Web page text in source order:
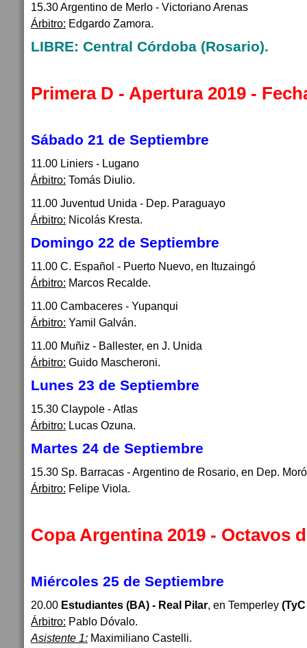
15.30 Argentino de Merlo - Victoriano Arenas
Árbitro: Edgardo Zamora.
LIBRE: Central Córdoba (Rosario).
Primera D - Apertura 2019 -
Sábado 21 de Septiembre
11.00 Liniers - Lugano
Árbitro: Tomás Diulio.
11.00 Juventud Unida - Dep. Paraguayo
Árbitro: Nicolás Kresta.
Domingo 22 de Septiembre
11.00 C. Español - Puerto Nuevo, en Ituzaingó
Árbitro: Marcos Recalde.
11.00 Cambaceres - Yupanqui
Árbitro: Yamil Galván.
11.00 Muñiz - Ballester, en J. Unida
Árbitro: Guido Mascheroni.
Lunes 23 de Septiembre
15.30 Claypole - Atlas
Árbitro: Lucas Ozuna.
Martes 24 de Septiembre
15.30 Sp. Barracas - Argentino de Rosario, en Dep.
Árbitro: Felipe Viola.
Copa Argentina 2019 - Octavos
Miércoles 25 de Septiembre
20.00 Estudiantes (BA) - Real Pilar, en Temperley
Árbitro: Pablo Dóvalo.
Asistente 1: Maximiliano Castelli.